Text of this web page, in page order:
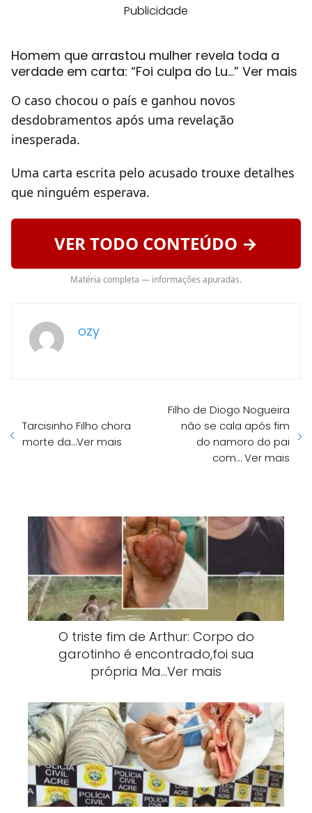
Publicidade
Homem que arrastou mulher revela toda a
verdade em carta: “Foi culpa do Lu…” Ver mais
O caso chocou o país e ganhou novos
desdobramentos após uma revelação
inesperada.
Uma carta escrita pelo acusado trouxe detalhes
que ninguém esperava.
VER TODO CONTEÚDO →
Matéria completa — informações apuradas.
ozy
Tarcisinho Filho chora
morte da…Ver mais
Filho de Diogo Nogueira
não se cala após fim
do namoro do pai
com… Ver mais
O triste fim de Arthur: Corpo do
garotinho é encontrado,foi sua
própria Ma…Ver mais